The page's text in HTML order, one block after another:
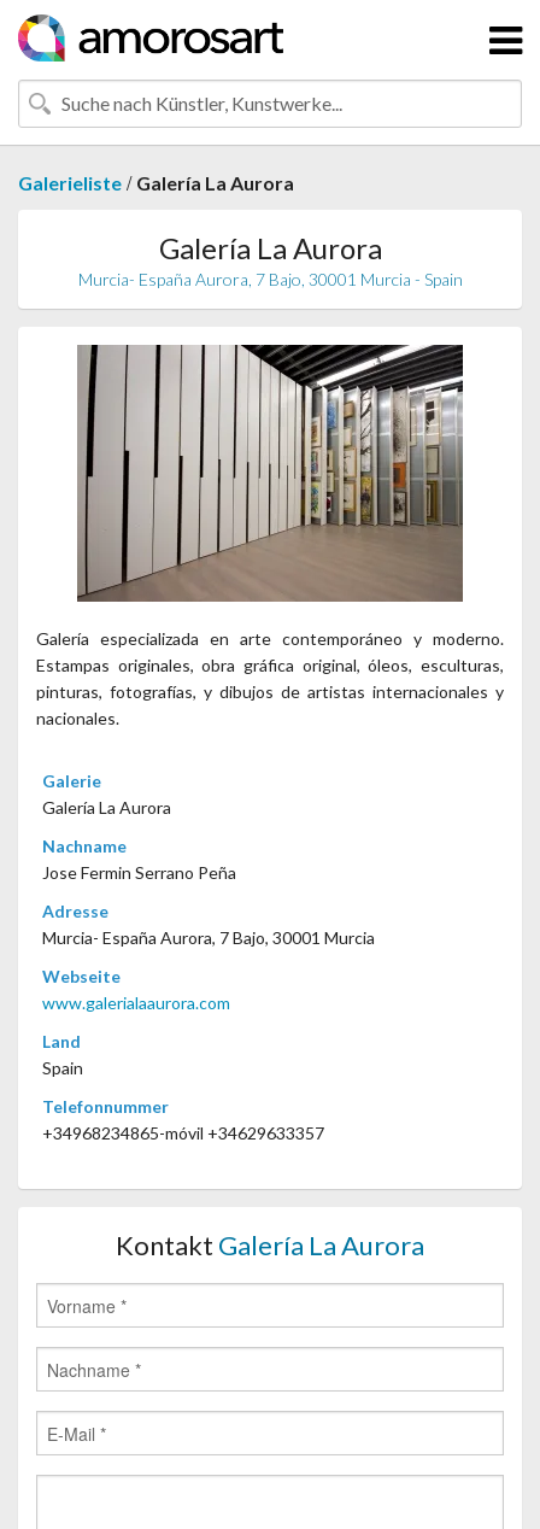
Galerieliste / Galería La Aurora
Galería La Aurora
Murcia- España Aurora, 7 Bajo, 30001 Murcia - Spain
Galería especializada en arte contemporáneo y moderno.
Estampas originales, obra gráfica original, óleos, esculturas,
pinturas, fotografías, y dibujos de artistas internacionales y
nacionales.
Galerie
Galería La Aurora
Nachname
Jose Fermin Serrano Peña
Adresse
Murcia- España Aurora, 7 Bajo, 30001 Murcia
Webseite
www.galerialaaurora.com
Land
Spain
Telefonnummer
+34968234865-móvil +34629633357
Kontakt Galería La Aurora